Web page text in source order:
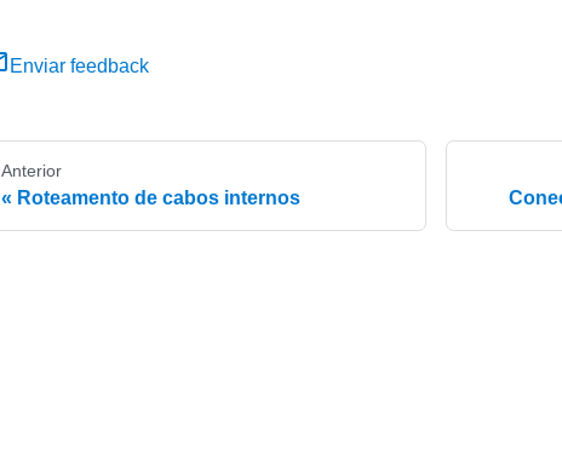
Enviar feedback
Anterior
Roteamento de cabos internos